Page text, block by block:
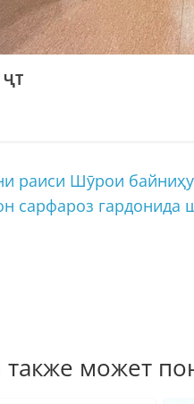
ҶТ
раиси Шӯрои
сарфароз гардонида
может